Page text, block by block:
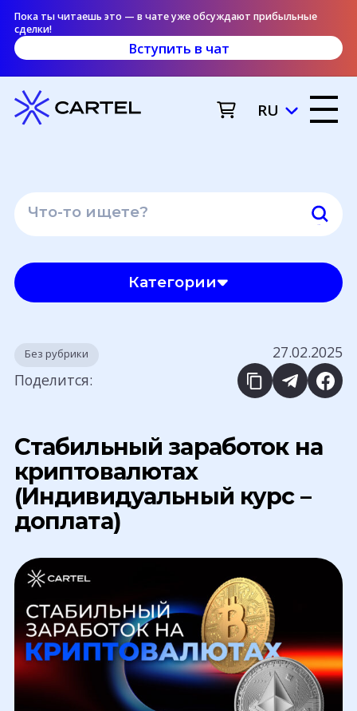
Пока ты читаешь это — в чате уже обсуждают прибыльные
сделки!
Вступить в чат
RU
Без рубрики
27.02.2025
Поделится:
Стабильный заработок на
криптовалютах
(Индивидуальный курс –
доплата)
Категории